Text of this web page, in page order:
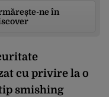
ne în
cu privire la o
smishing